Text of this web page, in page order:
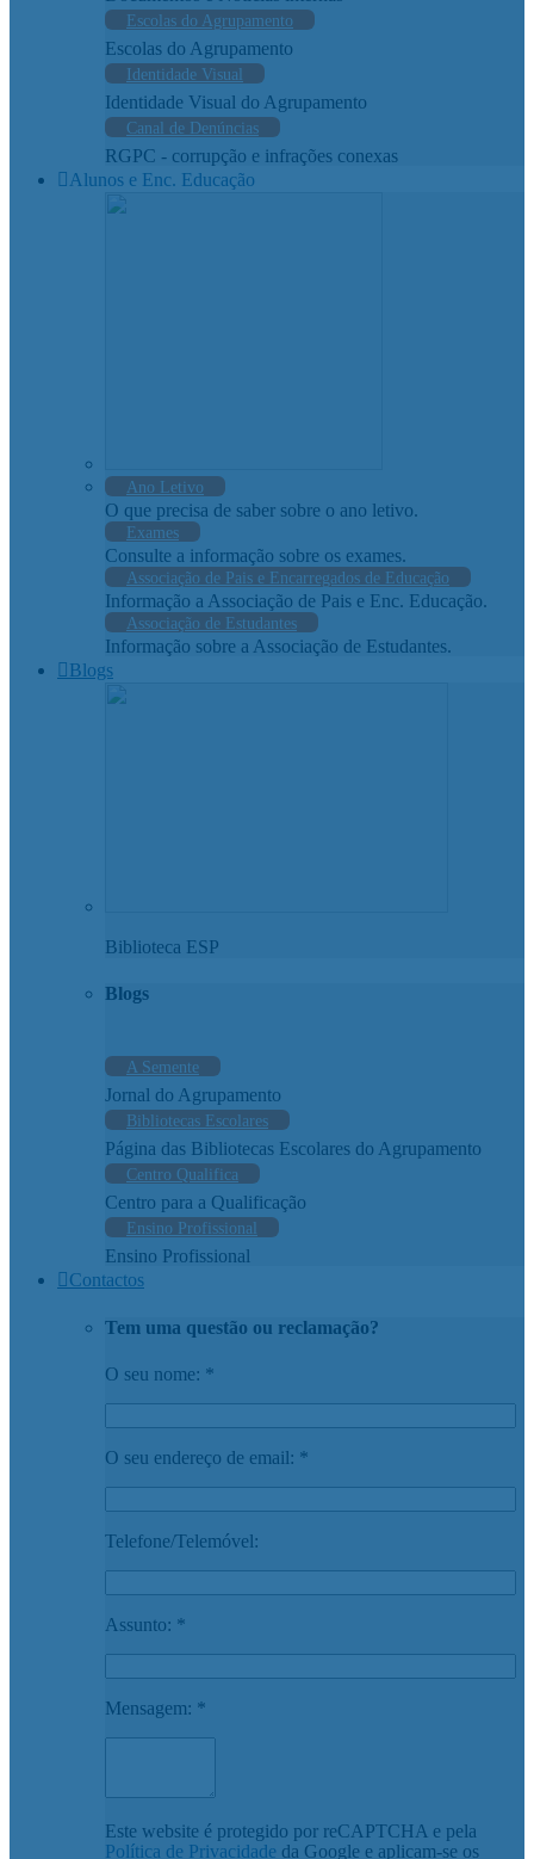
Escolas do Agrupamento
Escolas do Agrupamento
Identidade Visual
Identidade Visual do Agrupamento
Canal de Denúncias
RGPC - corrupção e infrações conexas
Alunos e Enc. Educação
Ano Letivo
O que precisa de saber sobre o ano letivo.
Exames
Consulte a informação sobre os exames.
Associação de Pais e Encarregados de Educação
Informação a Associação de Pais e Enc. Educação.
Associação de Estudantes
Informação sobre a Associação de Estudantes.
Blogs
Biblioteca ESP
Blogs
A Semente
Jornal do Agrupamento
Bibliotecas Escolares
Página das Bibliotecas Escolares do Agrupamento
Centro Qualifica
Centro para a Qualificação
Ensino Profissional
Ensino Profissional
Contactos
Tem uma questão ou reclamação?
O seu nome: *
O seu endereço de email: *
Telefone/Telemóvel:
Assunto: *
Mensagem: *
Este website é protegido por reCAPTCHA e pela
Política de Privacidade da Google e aplicam-se os